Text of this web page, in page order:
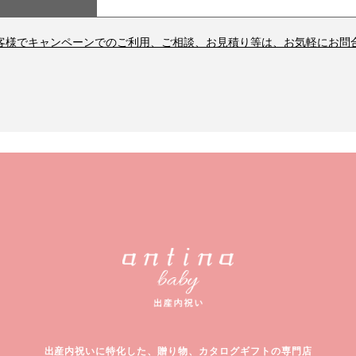
様でキャンペーンでのご利用、ご相談、お見積り等は、お気軽にお問
出産内祝いに特化した、
贈り物、カタログギフトの専門店